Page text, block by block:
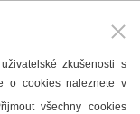
zkušenosti s
o cookies naleznete v
všechny cookies